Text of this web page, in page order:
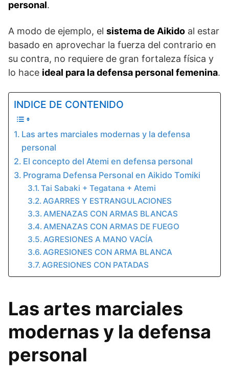
personal.
A modo de ejemplo, el sistema de Aikido al estar
basado en aprovechar la fuerza del contrario en
su contra, no requiere de gran fortaleza física y
lo hace ideal para la defensa personal femenina.
INDICE DE CONTENIDO
Las artes marciales modernas y la defensa
personal
El concepto del Atemi en defensa personal
Programa Defensa Personal en Aikido Tomiki
Tai Sabaki + Tegatana + Atemi
AGARRES Y ESTRANGULACIONES
AMENAZAS CON ARMAS BLANCAS
AMENAZAS CON ARMAS DE FUEGO
AGRESIONES A MANO VACÍA
AGRESIONES CON ARMA BLANCA
AGRESIONES CON PATADAS
Las artes marciales
modernas y la defensa
personal